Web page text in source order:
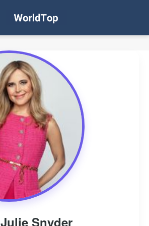
Julie Snyder